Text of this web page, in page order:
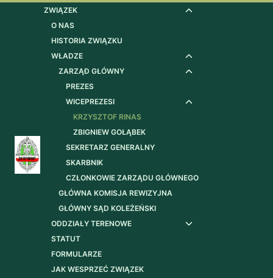
PrzejdźZWIĄZEK
O NAS
HISTORIA ZWIĄZKU
WŁADZE
ZARZĄÐ GŁÓWNY
PREZES
WICEPREZESI
KRZYSZTOF RINAS
ZBIGNIEW GOŁĄBEK
SEKRETARZ GENERALNY
SKARBNIK
CZŁONKOWIE ZARZĄDU GŁÓWNEGO
GŁÓWNA KOMISJA REWIZYJNA
GŁÓWNY SĄD KOLEŻEŃSKI
ODDZIAŁY TERENOWE
STATUT
FORMULARZE
JAK WESPRZEĆ ZWIĄZEK